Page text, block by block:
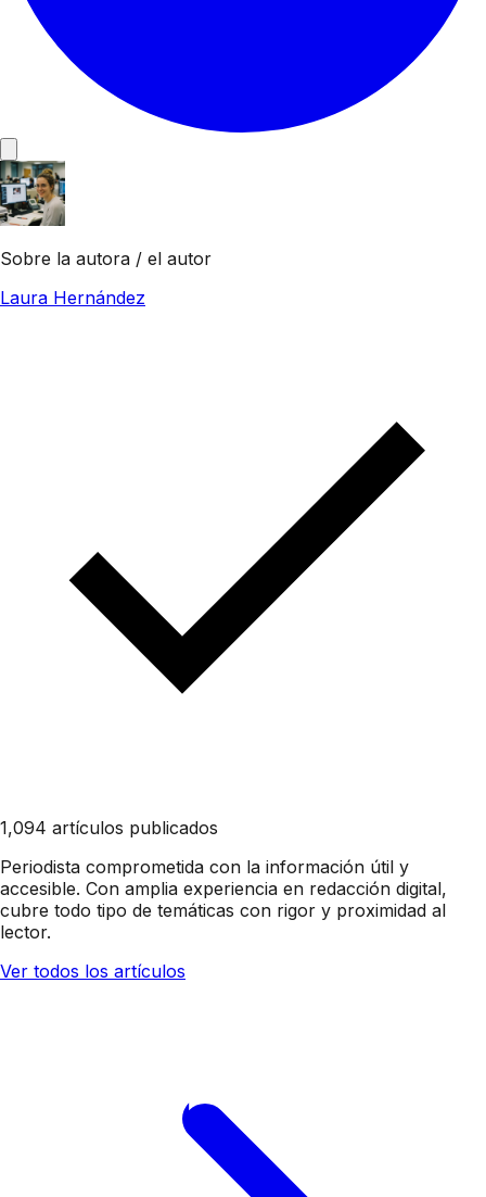
Sobre la autora / el autor
Laura Hernández
1,094 artículos publicados
Periodista comprometida con la información útil y
accesible. Con amplia experiencia en redacción digital,
cubre todo tipo de temáticas con rigor y proximidad al
lector.
Ver todos los artículos